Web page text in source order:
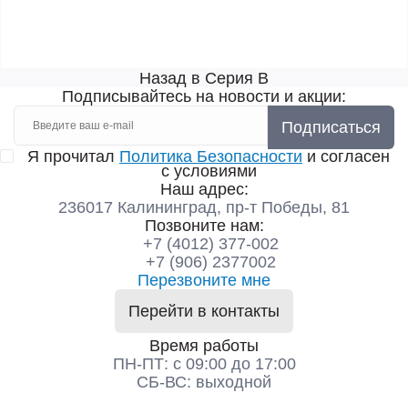
Назад в Серия B
Подписывайтесь на новости и акции:
Подписаться
Я прочитал Политика Безопасности и согласен
с условиями
Наш адрес:
236017 Калининград,​ пр-т Победы, 81
Позвоните нам:
+7 (4012) 377-002
+7 (906) 2377002
Перезвоните мне
Перейти в контакты
Время работы
ПН-ПТ: с 09:00 до 17:00
СБ-ВС: выходной